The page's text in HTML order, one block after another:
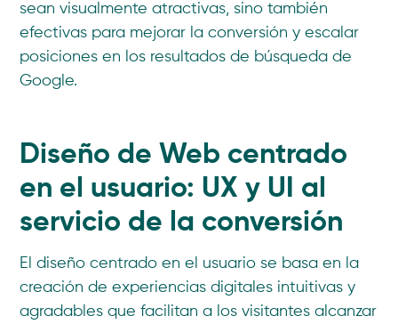
sean visualmente atractivas, sino también
efectivas para mejorar la conversión y escalar
posiciones en los resultados de búsqueda de
Google.
Diseño de Web centrado
en el usuario: UX y UI al
servicio de la conversión
El diseño centrado en el usuario se basa en la
creación de experiencias digitales intuitivas y
agradables que facilitan a los visitantes alcanzar